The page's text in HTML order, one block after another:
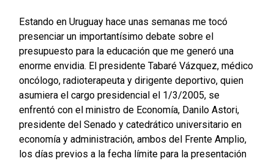
Estando en Uruguay hace unas semanas me tocó
presenciar un importantísimo debate sobre el
presupuesto para la educación que me generó una
enorme envidia. El presidente Tabaré Vázquez, médico
oncólogo, radioterapeuta y dirigente deportivo, quien
asumiera el cargo presidencial el 1/3/2005, se
enfrentó con el ministro de Economía, Danilo Astori,
presidente del Senado y catedrático universitario en
economía y administración, ambos del Frente Amplio,
los días previos a la fecha límite para la presentación